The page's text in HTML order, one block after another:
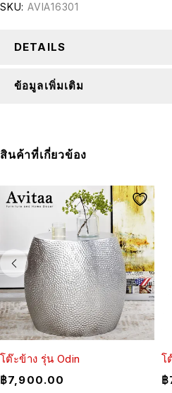
SKU: AVIA16301
DETAILS
ข้อมูลเพิ่มเติม
สินค้าที่เกี่ยวข้อง
โต๊ะข้าง รุ่น Odin
฿7,900.00
โ
฿